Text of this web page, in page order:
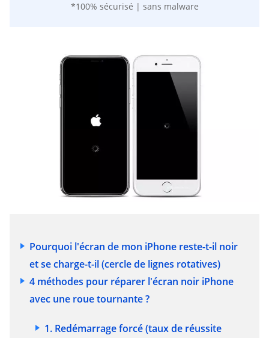
*100% sécurisé | sans malware
Pourquoi l'écran de mon iPhone reste-t-il noir
et se charge-t-il (cercle de lignes rotatives)
4 méthodes pour réparer l'écran noir iPhone
avec une roue tournante ?
1. Redémarrage forcé(taux de réussite